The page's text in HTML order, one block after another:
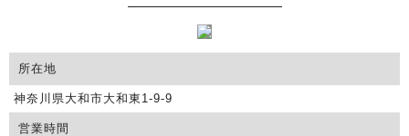
所在地
神奈川県大和市大和東1-9-9
営業時間